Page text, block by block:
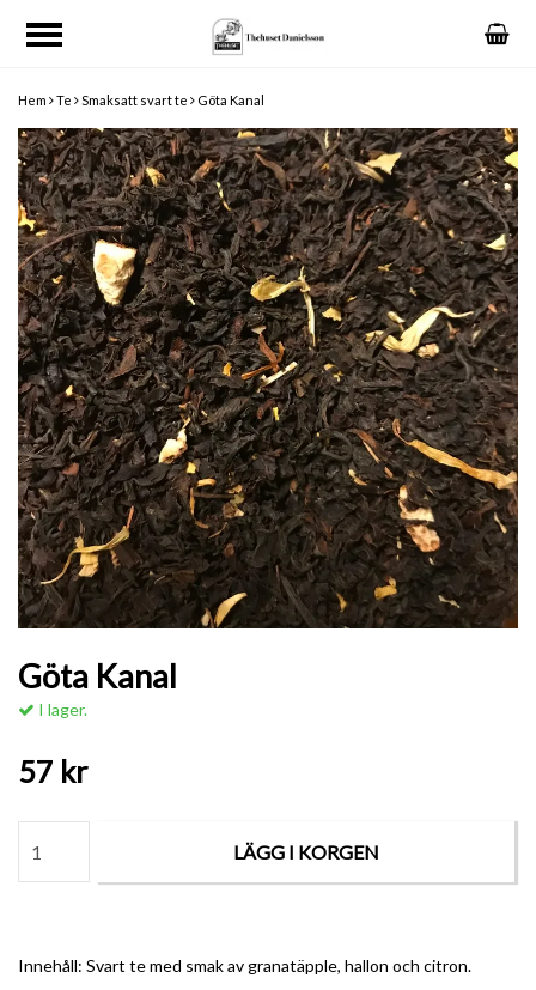
Hem Te Smaksatt svart te Göta Kanal
Göta Kanal
I lager.
57 kr
LÄGG I KORGEN
Innehåll: Svart te med smak av granatäpple, hallon och citron.